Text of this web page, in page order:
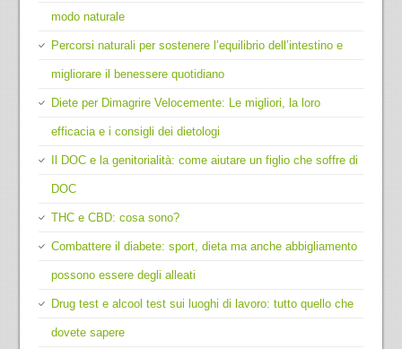
modo naturale
Percorsi naturali per sostenere l’equilibrio dell’intestino e
migliorare il benessere quotidiano
Diete per Dimagrire Velocemente: Le migliori, la loro
efficacia e i consigli dei dietologi
Il DOC e la genitorialità: come aiutare un figlio che soffre di
DOC
THC e CBD: cosa sono?
Combattere il diabete: sport, dieta ma anche abbigliamento
possono essere degli alleati
Drug test e alcool test sui luoghi di lavoro: tutto quello che
dovete sapere